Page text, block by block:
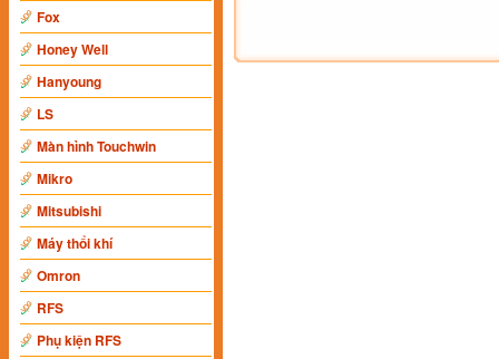
Fox
Honey Well
Hanyoung
LS
Màn hình Touchwin
Mikro
Mitsubishi
Máy thổi khí
Omron
RFS
Phụ kiện RFS